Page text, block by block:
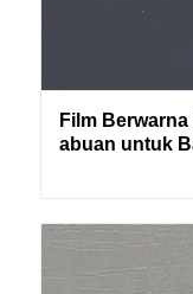
Film
abuan untuk